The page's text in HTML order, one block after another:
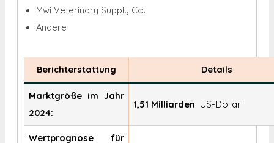
Mwi Veterinary Supply Co.
Andere
Berichterstattung Details
Marktgröße im Jahr
2024:
1,51 Milliarden US-Dollar
Wertprognose für